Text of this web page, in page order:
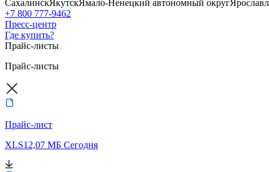
СахалинскЯкутскЯмало-Ненецкий автономный округ
+7 800 777-9462
Пресс-центр
Где купить?
Прайс-листы
Прайс-листы
Прайс-лист
XLS12,07 МБ Сегодня